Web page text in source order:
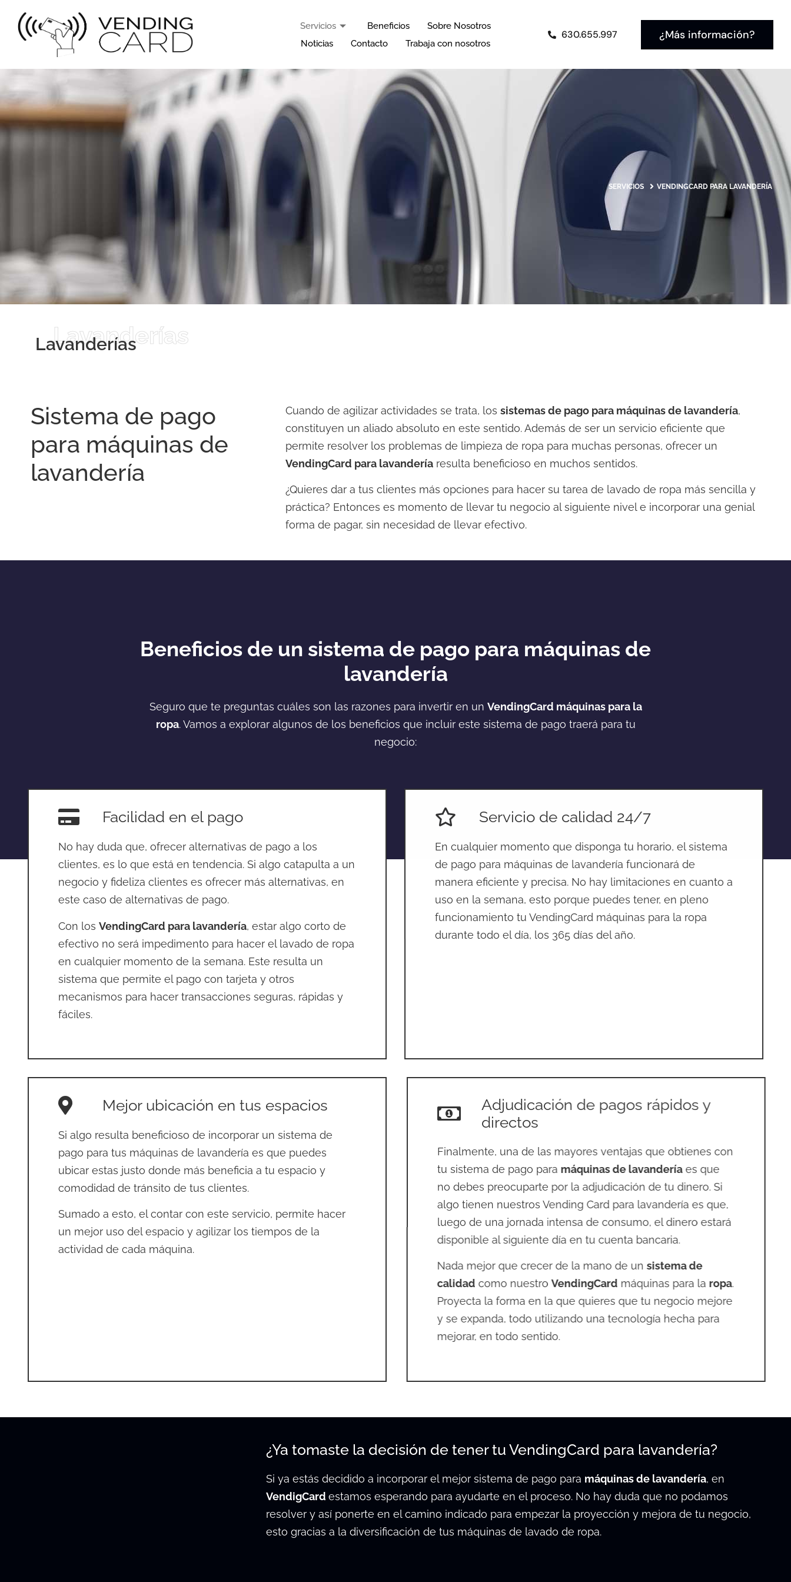
Servicios Beneficios
Sobre Nosotros
Noticias
Contacto Trabaja con nosotros
630.655.997 ¿Más información?
SERVICIOS VENDINGCARD PARA LAVANDERÍA
Lavanderías
Lavanderías
Sistema de pago
para máquinas de
lavandería
Cuando de agilizar actividades se trata, lossistemas de pago para máquinas de lavandería,
constituyen un aliado absoluto en este sentido. Además de ser un servicio eficiente que
permite resolver los problemas de limpieza de ropa para muchas personas, ofrecer un
VendingCard para lavandería resulta beneficioso en muchos sentidos.
¿Quieres dar a tus clientes más opciones para hacer su tarea de lavado de ropa más sencilla y
práctica? Entonces es momento de llevar tu negocio al siguiente nivel e incorporar una genial
forma de pagar, sin necesidad de llevar efectivo.
Beneficios de un sistema de pago para máquinas de
lavandería
Seguro que te preguntas cuáles son las razones para invertir en un VendingCard máquinas para la
ropa. Vamos a explorar algunos de los beneficios que incluir este sistema de pago traerá para tu
negocio:
Facilidad en el pago
No hay duda que, ofrecer alternativas de pago a los
clientes, es lo que está en tendencia. Si algo catapulta a un
negocio y fideliza clientes es ofrecer más alternativas, en
este caso de alternativas de pago.
Con los VendingCard para lavandería, estar algo corto de
efectivo no será impedimento para hacer el lavado de ropa
en cualquier momento de la semana. Este resulta un
sistema que permite el pago con tarjeta y otros
mecanismos para hacer transacciones seguras, rápidas y
fáciles.
Servicio de calidad 24/7
En cualquier momento que disponga tu horario, el sistema
de pago para máquinas de lavandería funcionará de
manera eficiente y precisa. No hay limitaciones en cuanto a
uso en la semana, esto porque puedes tener, en pleno
funcionamiento tu VendingCard máquinas para la ropa
durante todo el día, los 365 días del año.
Mejor ubicación en tus espacios
Si algo resulta beneficioso de incorporar un sistema de
pago para tus máquinas de lavandería es que puedes
ubicar estas justo donde más beneficia a tu espacio y
comodidad de tránsito de tus clientes.
Sumado a esto, el contar con este servicio, permite hacer
un mejor uso del espacio y agilizar los tiempos de la
actividad de cada máquina.
Adjudicación de pagos rápidos y
directos
Finalmente, una de las mayores ventajas que obtienes con
tu sistema de pago para máquinas de lavanderíaes que
no debes preocuparte por la adjudicación de tu dinero. Si
algo tienen nuestros Vending Card para lavandería es que,
luego de una jornada intensa de consumo, el dinero estará
disponible al siguiente día en tu cuenta bancaria.
Nada mejor que crecer de la mano de un sistema de
calidadcomo nuestro VendingCardmáquinas para la ropa.
Proyecta la forma en la que quieres que tu negocio mejore
y se expanda, todo utilizando una tecnología hecha para
mejorar, en todo sentido.
¿Ya tomaste la decisión de tener tu VendingCard para lavandería?
Si ya estás decidido a incorporar el mejor sistema de pago para máquinas de lavandería, en
VendigCard estamos esperando para ayudarte en el proceso. No hay duda que no podamos
resolver y así ponerte en el camino indicado para empezar la proyección y mejora de tu negocio,
esto gracias a la diversificación de tus máquinas de lavado de ropa.